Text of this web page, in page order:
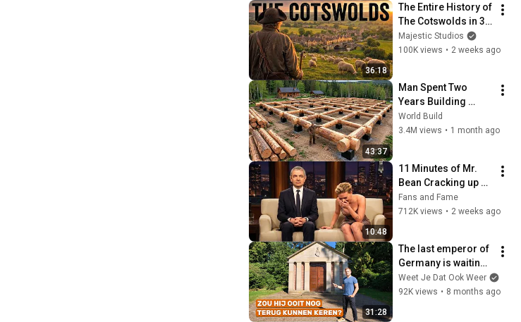
36:18
The Entire History of
The Cotswolds in 36
Minutes
Majestic Studios
100K views • 2 weeks ago
43:37
Man Spent Two
Years Building
HUGE Wooden
House for his
@bjornbrenton
World Build
3.4M views • 1 month ago
10:48
11 Minutes of Mr.
Bean Cracking up
Celebrities
Fans and Fame
712K views • 2 weeks ago
31:28
The last emperor of
Germany is waiting
at Huis Doorn
Weet Je Dat Ook Weer
92K views • 8 months ago